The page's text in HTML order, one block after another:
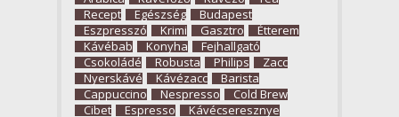
Recept
Egészség
Budapest
Eszpresszó
Krimi Gasztro
Étterem
Kávébab
Konyha
Fejhallgató
Csokoládé
Robusta Philips
Zacc
Nyerskávé
Kávézacc
Barista
Cappuccino
Nespresso
Cold Brew
Cibet
Espresso
Kávécseresznye